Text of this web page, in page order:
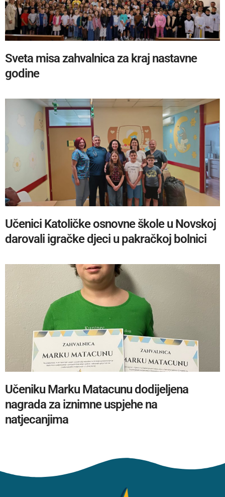
Sveta misa zahvalnica za kraj nastavne
godine
Učenici Katoličke osnovne škole u Novskoj
darovali igračke djeci u pakračkoj bolnici
Učeniku Marku Matacunu dodijeljena
nagrada za iznimne uspjehe na
natjecanjima